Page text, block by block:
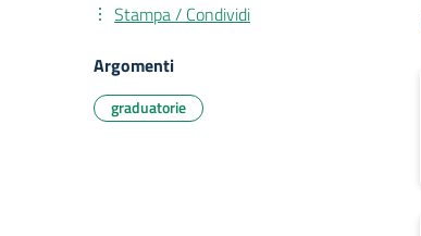
Stampa / Condividi
Argomenti
graduatorie